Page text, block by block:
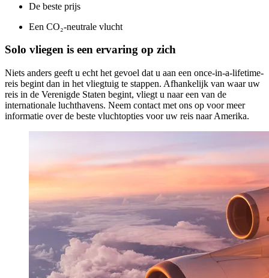
De beste prijs
Een CO₂-neutrale vlucht
Solo vliegen is een ervaring op zich
Niets anders geeft u echt het gevoel dat u aan een once-in-a-lifetime-
reis begint dan in het vliegtuig te stappen. Afhankelijk van waar uw
reis in de Verenigde Staten begint, vliegt u naar een van de
internationale luchthavens. Neem contact met ons op voor meer
informatie over de beste vluchtopties voor uw reis naar Amerika.